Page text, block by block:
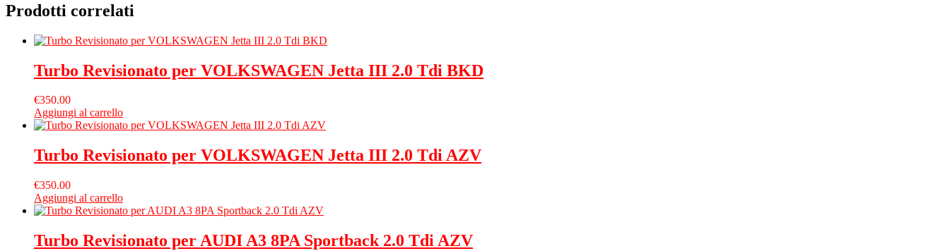
Prodotti correlati
Turbo Revisionato per VOLKSWAGEN Jetta III 2.0 Tdi BKD
€350.00
Aggiungi al carrello
Turbo Revisionato per VOLKSWAGEN Jetta III 2.0 Tdi AZV
€350.00
Aggiungi al carrello
Turbo Revisionato per AUDI A3 8PA Sportback 2.0 Tdi AZV